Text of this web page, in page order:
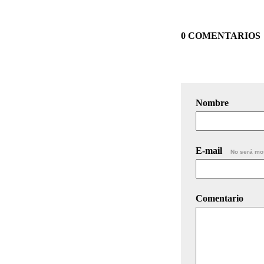
0 COMENTARIOS
Nombre
E-mail No será
Comentario